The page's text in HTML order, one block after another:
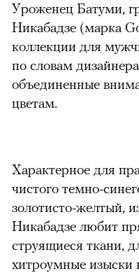
Уроженец Батуми,
Никабадзе (марка
коллекции для
по словам
объединенные
цветам.
Характерное для
чистого темно-
золотисто-желтый,
Никабадзе любит
струящиеся ткани,
хитроумные изыски